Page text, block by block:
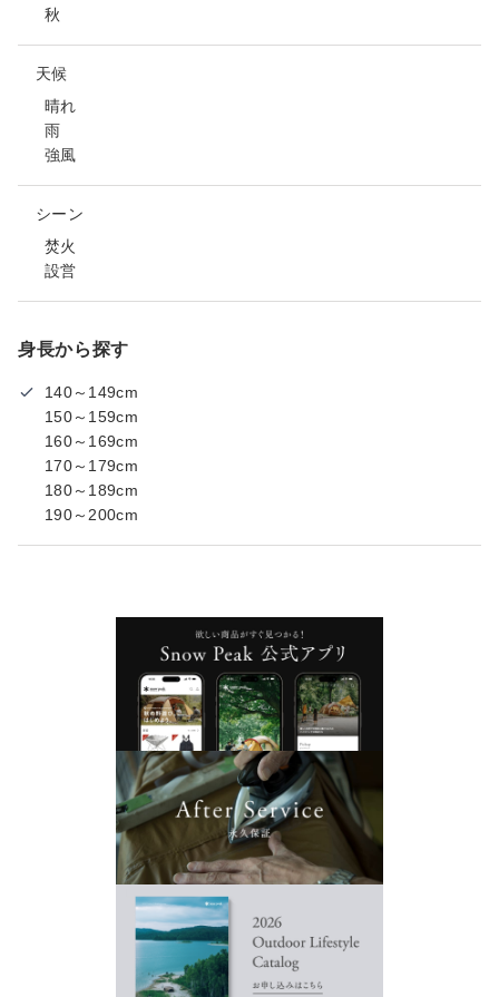
秋
天候
晴れ
雨
強風
シーン
焚火
設営
身長から探す
140～149cm
150～159cm
160～169cm
170～179cm
180～189cm
190～200cm